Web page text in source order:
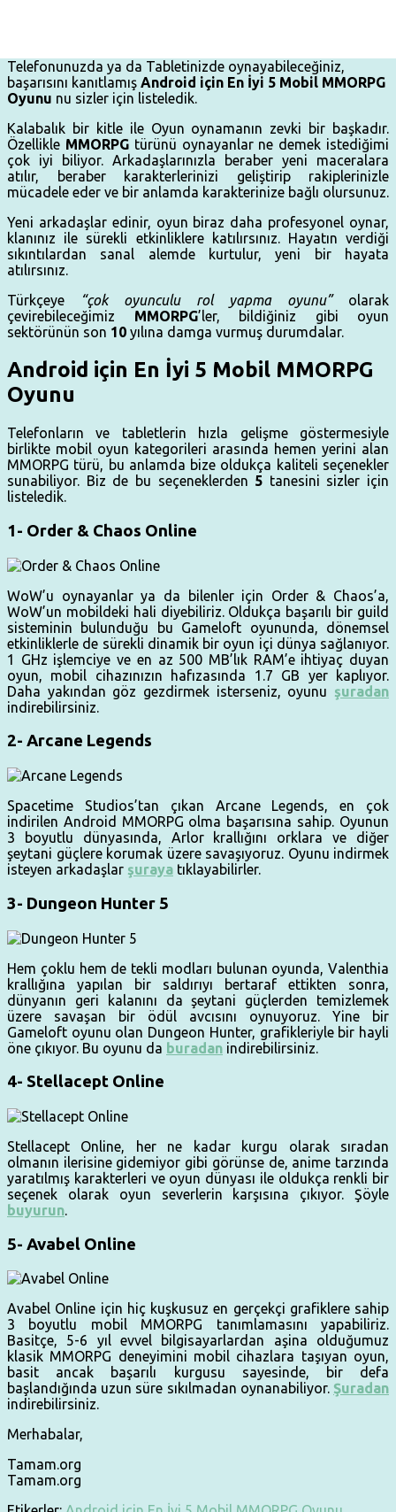
Telefonunuzda ya da Tabletinizde oynayabileceğiniz,
başarısını kanıtlamış Android için En İyi 5 Mobil MMORPG
Oyunu nu sizler için listeledik.
Kalabalık bir kitle ile Oyun oynamanın zevki bir başkadır.
Özellikle MMORPGtürünü oynayanlar ne demek istediğimi
çok iyi biliyor. Arkadaşlarınızla beraber yeni maceralara
atılır, beraber karakterlerinizi geliştirip rakiplerinizle
mücadele eder ve bir anlamda karakterinize bağlı olursunuz.
Yeni arkadaşlar edinir, oyun biraz daha profesyonel oynar,
klanınız ile sürekli etkinliklere katılırsınız. Hayatın verdiği
sıkıntılardan sanal alemde kurtulur, yeni bir hayata
atılırsınız.
Türkçeye
“çok oyunculu rol yapma oyunu”olarak
çevirebileceğimiz MMORPG’ler, bildiğiniz gibi oyun
sektörünün son 10 yılına damga vurmuş durumdalar.
Android için En İyi 5 Mobil MMORPG
Oyunu
Telefonların ve tabletlerin hızla gelişme göstermesiyle
birlikte mobil oyun kategorileri arasında hemen yerini alan
MMORPG türü, bu anlamda bize oldukça kaliteli seçenekler
sunabiliyor. Biz de bu seçeneklerden 5 tanesini sizler için
listeledik.
1- Order & Chaos Online
WoW’u oynayanlar ya da bilenler için Order & Chaos’a,
WoW’un mobildeki hali diyebiliriz. Oldukça başarılı bir guild
sisteminin bulunduğu bu Gameloft oyununda, dönemsel
etkinliklerle de sürekli dinamik bir oyun içi dünya sağlanıyor.
1 GHz işlemciye ve en az 500 MB’lık RAM’e ihtiyaç duyan
oyun, mobil cihazınızın hafızasında 1.7 GB yer kaplıyor.
Daha yakından göz gezdirmek isterseniz, oyunu şuradan
indirebilirsiniz.
2- Arcane Legends
Spacetime Studios’tan çıkan Arcane Legends, en çok
indirilen Android MMORPG olma başarısına sahip. Oyunun
3 boyutlu dünyasında, Arlor krallığını orklara ve diğer
şeytani güçlere korumak üzere savaşıyoruz. Oyunu indirmek
isteyen arkadaşlar şuraya tıklayabilirler.
3- Dungeon Hunter 5
Hem çoklu hem de tekli modları bulunan oyunda, Valenthia
krallığına yapılan bir saldırıyı bertaraf ettikten sonra,
dünyanın geri kalanını da şeytani güçlerden temizlemek
üzere savaşan bir ödül avcısını oynuyoruz. Yine bir
Gameloft oyunu olan Dungeon Hunter, grafikleriyle bir hayli
öne çıkıyor. Bu oyunu da buradan indirebilirsiniz.
4- Stellacept Online
Stellacept Online, her ne kadar kurgu olarak sıradan
olmanın ilerisine gidemiyor gibi görünse de, anime tarzında
yaratılmış karakterleri ve oyun dünyası ile oldukça renkli bir
seçenek olarak oyun severlerin karşısına çıkıyor. Şöyle
buyurun.
5- Avabel Online
Avabel Online için hiç kuşkusuz en gerçekçi grafiklere sahip
3 boyutlu mobil MMORPG tanımlamasını yapabiliriz.
Basitçe, 5-6 yıl evvel bilgisayarlardan aşina olduğumuz
klasik MMORPG deneyimini mobil cihazlara taşıyan oyun,
basit ancak başarılı kurgusu sayesinde, bir defa
başlandığında uzun süre sıkılmadan oynanabiliyor. Şuradan
indirebilirsiniz.
Merhabalar,
Tamam.org
Tamam.org